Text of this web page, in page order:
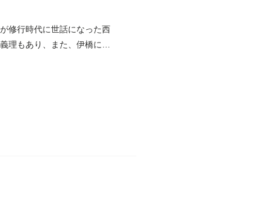
修行時代に世話になった西
理もあり、また、伊橋に頼